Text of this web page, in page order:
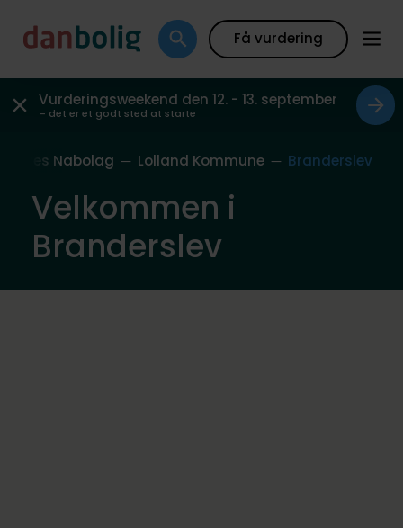
Få vurdering
Vurderingsweekend den 12. - 13. september
– det er et godt sted at starte
Vores Nabolag Lolland Kommune Branderslev
Velkommen i
Branderslev